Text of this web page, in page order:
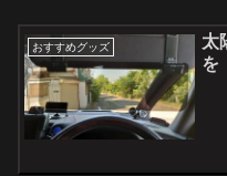
おすすめグッズ
太
を